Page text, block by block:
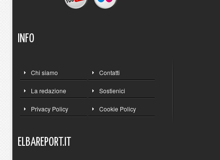
INFO
Chi siamo Contatti
La redazione Sostienici
Privacy Policy Cookie Policy
ELBAREPORT.IT